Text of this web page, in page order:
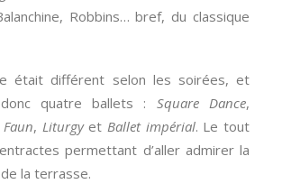
Robbins… bref, du classique
était différent selon les soirées, et
quatre ballets : Square Dance,
, LiturgyetBallet impérial. Le tout
permettant d’aller admirer la
la terrasse.